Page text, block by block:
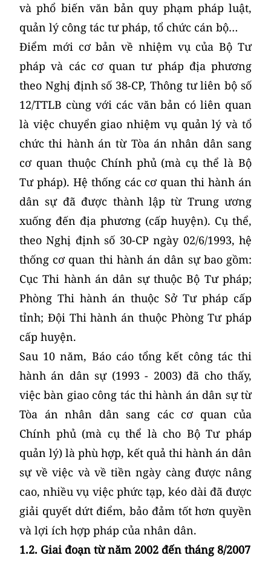
và phổ biến văn bản quy phạm pháp luật,
quản lý công tác tư pháp, tổ chức cán bộ…
Điểm mới cơ bản về nhiệm vụ của Bộ Tư
pháp và các cơ quan tư pháp địa phương
theo Nghị định số 38-CP, Thông tư liên bộ số
12/TTLB cùng với các văn bản có liên quan
là việc chuyển giao nhiệm vụ quản lý và tổ
chức thi hành án từ Tòa án nhân dân sang
cơ quan thuộc Chính phủ (mà cụ thể là Bộ
Tư pháp). Hệ thống các cơ quan thi hành án
dân sự đã được thành lập từ Trung ương
xuống đến địa phương (cấp huyện). Cụ thể,
theo Nghị định số 30-CP ngày 02/6/1993, hệ
thống cơ quan thi hành án dân sự bao gồm:
Cục Thi hành án dân sự thuộc Bộ Tư pháp;
Phòng Thi hành án thuộc Sở Tư pháp cấp
tỉnh; Đội Thi hành án thuộc Phòng Tư pháp
cấp huyện.
Sau 10 năm, Báo cáo tổng kết công tác thi
hành án dân sự (1993 - 2003) đã cho thấy,
việc bàn giao công tác thi hành án dân sự từ
Tòa án nhân dân sang các cơ quan của
Chính phủ (mà cụ thể là cho Bộ Tư pháp
quản lý) là phù hợp, kết quả thi hành án dân
sự về việc và về tiền ngày càng được nâng
cao, nhiều vụ việc phức tạp, kéo dài đã được
giải quyết dứt điểm, bảo đảm tốt hơn quyền
và lợi ích hợp pháp của nhân dân.
1.2. Giai đoạn từ năm 2002 đến tháng 8/2007